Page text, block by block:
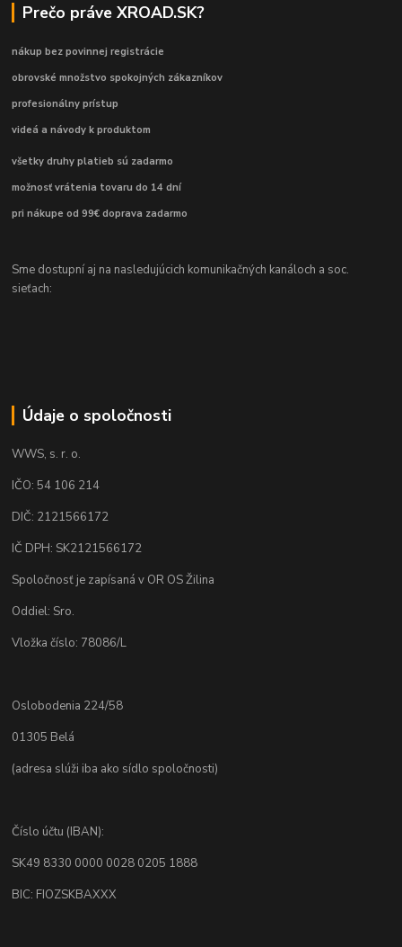
Prečo práve XROAD.SK?
nákup bez povinnej registrácie
obrovské množstvo spokojných zákazníkov
profesionálny prístup
videá a návody k produktom
všetky druhy platieb sú zadarmo
možnosť vrátenia tovaru do 14 dní
pri nákupe od 99€ doprava zadarmo
Sme dostupní aj na nasledujúcich komunikačných kanáloch a soc.
sieťach:
Údaje o spoločnosti
WWS, s. r. o.
IČO: 54 106 214
DIČ: 2121566172
IČ DPH: SK2121566172
Spoločnosť je zapísaná v OR OS Žilina
Oddiel: Sro.
Vložka číslo: 78086/L
Oslobodenia 224/58
01305 Belá
(adresa slúži iba ako sídlo spoločnosti)
Číslo účtu (IBAN):
SK49 8330 0000 0028 0205 1888
BIC: FIOZSKBAXXX